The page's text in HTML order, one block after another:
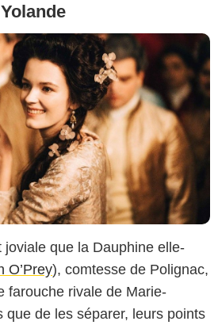
que la Dauphine elle-
O’Prey), comtesse de Polignac,
farouche rivale de Marie-
que de les séparer, leurs points
Drama / Banijay Studios France / Les Gens
/ Canal+